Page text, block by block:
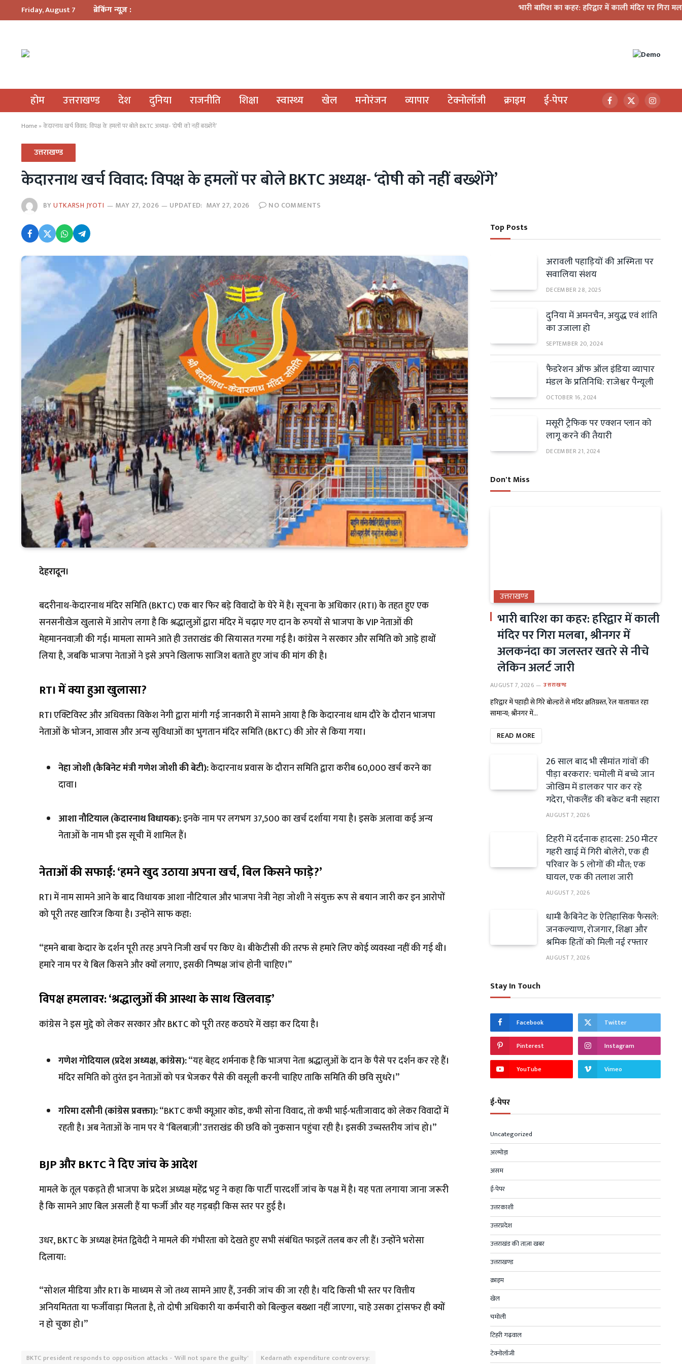
Friday, August 7 ब्रेकिंग न्यूज़ : भारी बारिश का कहर: हरिद्वार में काली मंदिर पर गिरा मलबा,
होम उत्तराखण्ड देश दुनिया राजनीति शिक्षा स्वास्थ्य खेल मनोरंजन व्यापार टेक्नोलॉजी क्राइम ई-पेपर Facebook
X
(Twitter)
Home » केदारनाथ खर्च विवाद: विपक्ष के हमलों पर बोले BKTC अध्यक्ष- ‘दोषी को नहीं बख्शेंगे’
उत्तराखण्ड
केदारनाथ खर्च विवाद: विपक्ष के हमलों पर बोले BKTC अध्यक्ष- ‘दोषी को नहीं बख्शेंगे’
BYUTKARSH JYOTI MAY 27, 2026 UPDATED: MAY 27, 2026 NO COMMENTS
देहरादून।
बदरीनाथ-केदारनाथ मंदिर समिति (BKTC) एक बार फिर बड़े विवादों के घेरे में है। सूचना के अधिकार (RTI) के तहत हुए एक
सनसनीखेज खुलासे में आरोप लगा है कि श्रद्धालुओं द्वारा मंदिर में चढ़ाए गए दान के रुपयों से भाजपा के VIP नेताओं की
मेहमाननवाज़ी की गई। मामला सामने आते ही उत्तराखंड की सियासत गरमा गई है। कांग्रेस ने सरकार और समिति को आड़े हाथों
लिया है, जबकि भाजपा नेताओं ने इसे अपने खिलाफ साजिश बताते हुए जांच की मांग की है।
RTI में क्या हुआ खुलासा?
RTI एक्टिविस्ट और अधिवक्ता विकेश नेगी द्वारा मांगी गई जानकारी में सामने आया है कि केदारनाथ धाम दौरे के दौरान भाजपा
नेताओं के भोजन, आवास और अन्य सुविधाओं का भुगतान मंदिर समिति (BKTC) की ओर से किया गया।
नेहा जोशी (कैबिनेट मंत्री गणेश जोशी की बेटी):केदारनाथ प्रवास के दौरान समिति द्वारा करीब ₹60,000 खर्च करने का
दावा।
आशा नौटियाल (केदारनाथ विधायक):इनके नाम पर लगभग ₹37,500 का खर्च दर्शाया गया है। इसके अलावा कई अन्य
नेताओं के नाम भी इस सूची में शामिल हैं।
नेताओं की सफाई: ‘हमने खुद उठाया अपना खर्च, बिल किसने फाड़े?’
RTI में नाम सामने आने के बाद विधायक आशा नौटियाल और भाजपा नेत्री नेहा जोशी ने संयुक्त रूप से बयान जारी कर इन आरोपों
को पूरी तरह खारिज किया है। उन्होंने साफ कहा:
“हमने बाबा केदार के दर्शन पूरी तरह अपने निजी खर्च पर किए थे। बीकेटीसी की तरफ से हमारे लिए कोई व्यवस्था नहीं की गई थी।
हमारे नाम पर ये बिल किसने और क्यों लगाए, इसकी निष्पक्ष जांच होनी चाहिए।”
विपक्ष हमलावर: ‘श्रद्धालुओं की आस्था के साथ खिलवाड़’
कांग्रेस ने इस मुद्दे को लेकर सरकार और BKTC को पूरी तरह कठघरे में खड़ा कर दिया है।
गणेश गोदियाल (प्रदेश अध्यक्ष, कांग्रेस):“यह बेहद शर्मनाक है कि भाजपा नेता श्रद्धालुओं के दान के पैसे पर दर्शन कर रहे हैं।
मंदिर समिति को तुरंत इन नेताओं को पत्र भेजकर पैसे की वसूली करनी चाहिए ताकि समिति की छवि सुधरे।”
गरिमा दसौनी (कांग्रेस प्रवक्ता):“BKTC कभी क्यूआर कोड, कभी सोना विवाद, तो कभी भाई-भतीजावाद को लेकर विवादों में
रहती है। अब नेताओं के नाम पर ये ‘बिलबाज़ी’ उत्तराखंड की छवि को नुकसान पहुंचा रही है। इसकी उच्चस्तरीय जांच हो।”
BJP और BKTC ने दिए जांच के आदेश
मामले के तूल पकड़ते ही भाजपा के प्रदेश अध्यक्ष महेंद्र भट्ट ने कहा कि पार्टी पारदर्शी जांच के पक्ष में है। यह पता लगाया जाना जरूरी
है कि सामने आए बिल असली हैं या फर्जी और यह गड़बड़ी किस स्तर पर हुई है।
उधर, BKTC के अध्यक्ष हेमंत द्विवेदी ने मामले की गंभीरता को देखते हुए सभी संबंधित फाइलें तलब कर ली हैं। उन्होंने भरोसा
दिलाया:
“सोशल मीडिया और RTI के माध्यम से जो तथ्य सामने आए हैं, उनकी जांच की जा रही है। यदि किसी भी स्तर पर वित्तीय
अनियमितता या फर्जीवाड़ा मिलता है, तो दोषी अधिकारी या कर्मचारी को बिल्कुल बख्शा नहीं जाएगा, चाहे उसका ट्रांसफर ही क्यों
न हो चुका हो।”
BKTC president responds to opposition attacks - 'Will not spare the guilty' Kedarnath expenditure controversy:
Top Posts
अरावली पहाड़ियों की अस्मिता पर
सवालिया संशय
DECEMBER 28, 2025
दुनिया में अमनचैन, अयुद्ध एवं शांति
का उजाला हो
SEPTEMBER 20, 2024
फैडरेशन ऑफ ऑल इंडिया व्यापार
मंडल के प्रतिनिधि: राजेश्वर पैन्यूली
OCTOBER 16, 2024
मसूरी ट्रैफिक पर एक्शन प्लान को
लागू करने की तैयारी
DECEMBER 21, 2024
Don't Miss
उत्तराखण्ड
भारी बारिश का कहर: हरिद्वार में काली
मंदिर पर गिरा मलबा, श्रीनगर में
अलकनंदा का जलस्तर खतरे से नीचे
लेकिन अलर्ट जारी
AUGUST 7, 2026 उत्तराखण्ड
हरिद्वार में पहाड़ी से गिरे बोल्डरों से मंदिर क्षतिग्रस्त, रेल यातायात रहा
सामान्य; श्रीनगर में…
READ MORE
26 साल बाद भी सीमांत गांवों की
पीड़ा बरकरार: चमोली में बच्चे जान
जोखिम में डालकर पार कर रहे
गदेरा, पोकलैंड की बकेट बनी सहारा
AUGUST 7, 2026
टिहरी में दर्दनाक हादसा: 250 मीटर
गहरी खाई में गिरी बोलेरो, एक ही
परिवार के 5 लोगों की मौत; एक
घायल, एक की तलाश जारी
AUGUST 7, 2026
धामी कैबिनेट के ऐतिहासिक फैसले:
जनकल्याण, रोजगार, शिक्षा और
श्रमिक हितों को मिली नई रफ्तार
AUGUST 7, 2026
Stay In Touch
Facebook Twitter
Pinterest Instagram
YouTube Vimeo
ई-पेपर
Uncategorized
अल्मोड़ा
असम
ई-पेपर
उत्तरकाशी
उत्तरप्रदेश
उत्तराखंड की ताज़ा खबर
उत्तराखण्ड
क्राइम
खेल
चमोली
टिहरी गढ़वाल
टेक्नोलॉजी